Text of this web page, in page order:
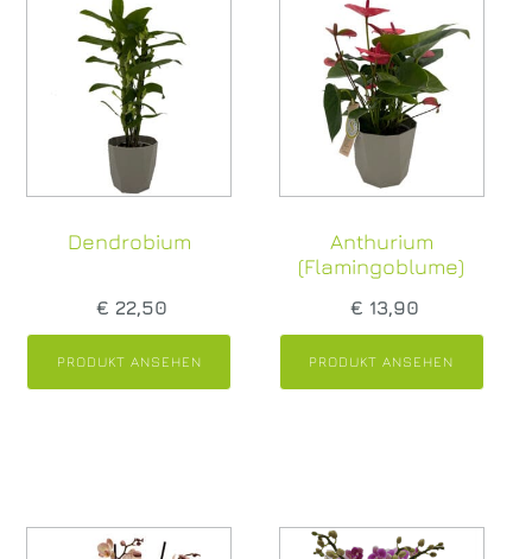
Dendrobium
€ 22,50
PRODUKT ANSEHEN
Anthurium
(Flamingoblume)
€ 13,90
PRODUKT ANSEHEN
Sie bestellen online – wir liefern!
Zustellung im Umkreis von 25 km
Pauschale von € 15,-. inkl. USt. Ihre Rechnung